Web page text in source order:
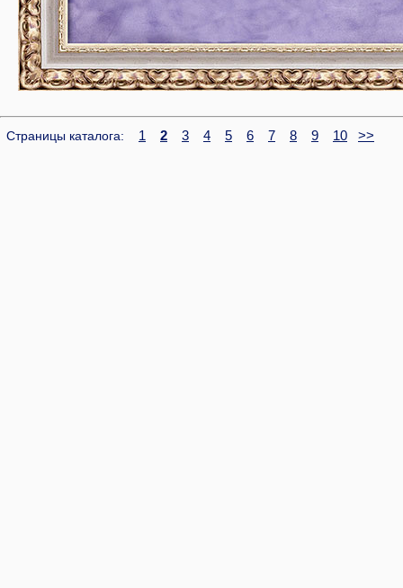
Страницы каталога: 1 2 3 4 5 6 7 8 9 10 >>